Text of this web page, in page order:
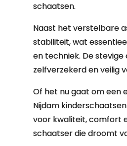
schaatsen.
Naast het verstelbare
stabiliteit, wat
en techniek. De
zelfverzekerd en veilig
Of het nu gaat om een
Nijdam
voor kwaliteit, comfort
schaatser die droomt